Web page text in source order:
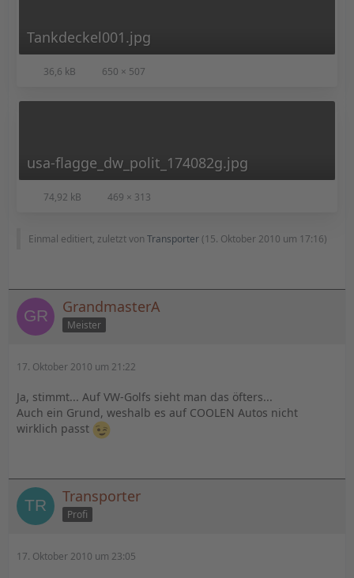
Tankdeckel001.jpg
36,6 kB 650 × 507
usa-flagge_dw_polit_174082g.jpg
74,92 kB 469 × 313
Einmal editiert, zuletzt von Transporter (15. Oktober 2010 um 17:16)
GrandmasterA
Meister
17. Oktober 2010 um 21:22
Ja, stimmt... Auf VW-Golfs sieht man das öfters...
Auch ein Grund, weshalb es auf COOLEN Autos nicht
wirklich passt
Transporter
Profi
17. Oktober 2010 um 23:05